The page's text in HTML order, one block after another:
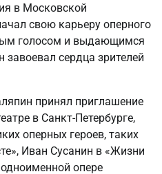
в Московской
свою карьеру оперного
голосом и выдающимся
сердца зрителей
принял приглашение
в Санкт-Петербурге,
оперных героев, таких
Иван Сусанин в «Жизни
опере